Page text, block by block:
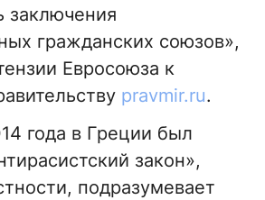
заключения
гражданских союзов»,
Евросоюза к
pravmir.ru.
года в Греции был
закон»,
подразумевает